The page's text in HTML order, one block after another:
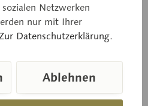
Rauhkopf
Netzwerken
nur mit Ihrer
Datenschutzerklärung.
Ablehnen